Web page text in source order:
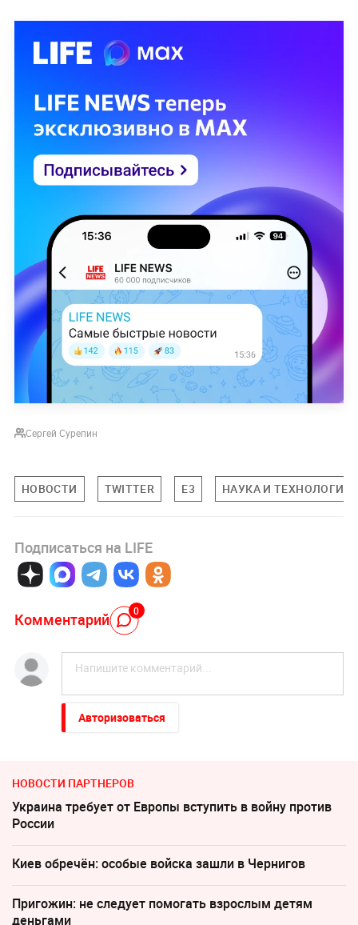
Сергей Сурепин
НОВОСТИ TWITTER E3 НАУКА И ТЕХНОЛОГИИ
Подписаться на LIFE
Комментарий 0
Авторизоваться
НОВОСТИ ПАРТНЕРОВ
Украина требует от Европы вступить в войну против
России
Киев обречён: особые войска зашли в Чернигов
Пригожин: не следует помогать взрослым детям
деньгами